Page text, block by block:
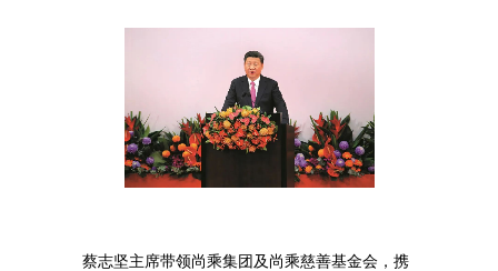
蔡志坚主席带领尚乘集团及尚乘慈善基金会，携